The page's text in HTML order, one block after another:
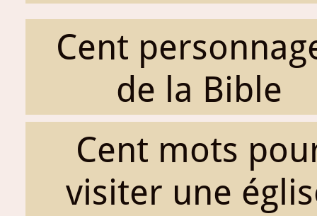
Cent
de la Bible
Cent mots
visiter une